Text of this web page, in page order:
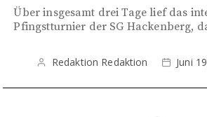
Über insgesamt drei Tage lief das
Pfingstturnier der SG Hackenberg,
Redaktion Redaktion Juni